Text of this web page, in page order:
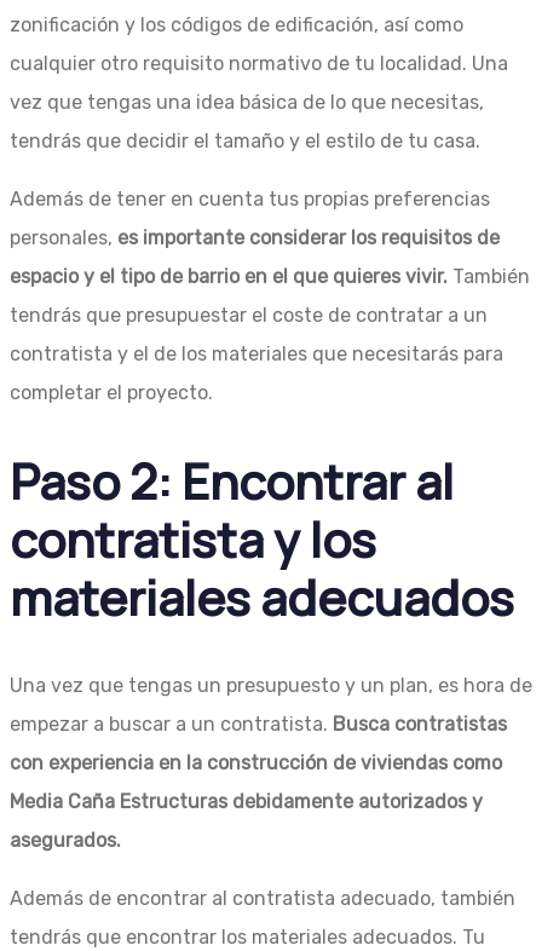
zonificación y los códigos de edificación, así como
cualquier otro requisito normativo de tu localidad. Una
vez que tengas una idea básica de lo que necesitas,
tendrás que decidir el tamaño y el estilo de tu casa.
Además de tener en cuenta tus propias preferencias
personales, es importante considerar los requisitos de
espacio y el tipo de barrio en el que quieres vivir. También
tendrás que presupuestar el coste de contratar a un
contratista y el de los materiales que necesitarás para
completar el proyecto.
Paso 2: Encontrar al
contratista y los
materiales adecuados
Una vez que tengas un presupuesto y un plan, es hora de
empezar a buscar a un contratista. Busca contratistas
con experiencia en la construcción de viviendas como
Media Caña Estructuras debidamente autorizados y
asegurados.
Además de encontrar al contratista adecuado, también
tendrás que encontrar los materiales adecuados. Tu